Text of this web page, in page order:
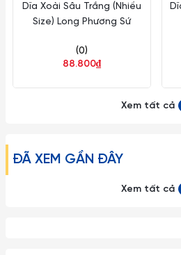
Dĩa Xoài Sâu Trắng (Nhiều
Size) Long Phương Sứ
(0)
88.800₫
Xem tất cả
ĐÃ XEM GẦN ĐÂY
Xem tất cả